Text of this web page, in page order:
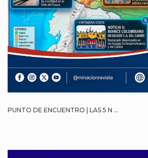
PUNTO DE ENCUENTRO | LAS 5 N ...